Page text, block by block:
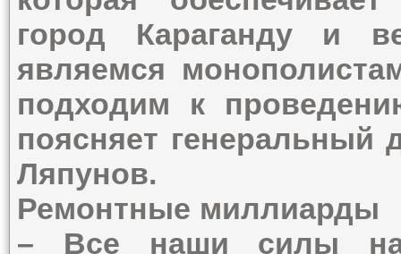
город Караганду и
являемся
подходим к
поясняет генеральный
Ляпунов.
Ремонтные миллиарды
– Все наши силы